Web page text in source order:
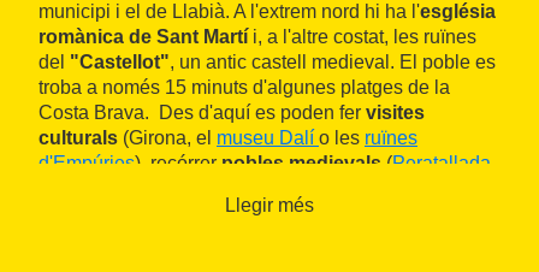
municipi i el de Llabià. A l'extrem nord hi ha l'església
romànica de Sant Martí i, a l'altre costat, les ruïnes
del "Castellot", un antic castell medieval. El poble es
troba a només 15 minuts d'algunes platges de la
Costa Brava. Des d'aquí es poden fer visites
culturals (Girona, el museu Dalí o les ruïnes
d'Empúries), recórrer pobles medievals (Peratallada
(les Illes Medes o la
Llegir més